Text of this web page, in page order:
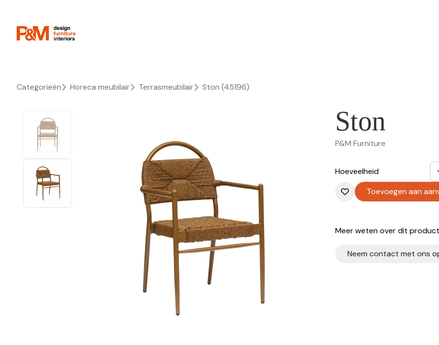
Categorieën Horeca meubilair Terrasmeubilair Ston (45196)
Ston
P&M Furniture
Hoeveelheid
Toevoegen aan
Meer weten over dit
Neem contact met ons